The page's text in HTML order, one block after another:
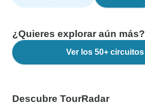
¿Quieres explorar aún más?
Ver los 50+ circuitos
Descubre TourRadar